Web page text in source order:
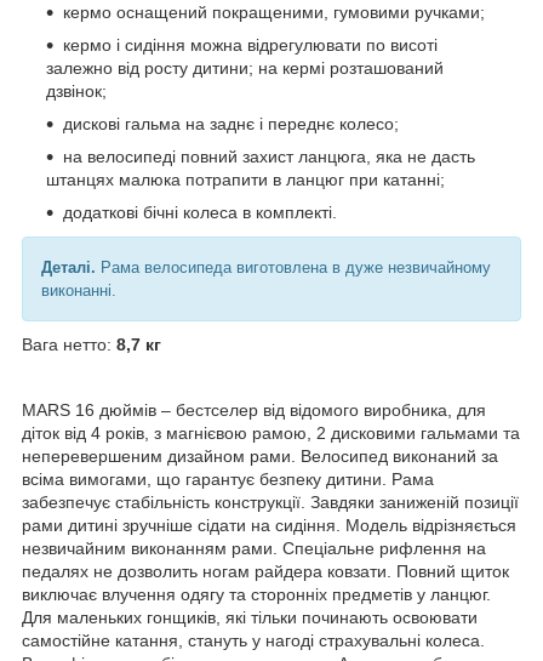
кермо оснащений покращеними, гумовими ручками;
кермо і сидіння можна відрегулювати по висоті
залежно від росту дитини; на кермі розташований
дзвінок;
дискові гальма на заднє і переднє колесо;
на велосипеді повний захист ланцюга, яка не дасть
штанцях малюка потрапити в ланцюг при катанні;
додаткові бічні колеса в комплекті.
Деталі. Рама велосипеда виготовлена в дуже незвичайному
виконанні.
Вага нетто: 8,7 кг
MARS 16 дюймів – бестселер від відомого виробника, для
діток від 4 років, з магнієвою рамою, 2 дисковими гальмами та
неперевершеним дизайном рами. Велосипед виконаний за
всіма вимогами, що гарантує безпеку дитини. Рама
забезпечує стабільність конструкції. Завдяки заниженій позиції
рами дитині зручніше сідати на сидіння. Модель відрізняється
незвичайним виконанням рами. Спеціальне рифлення на
педалях не дозволить ногам райдера ковзати. Повний щиток
виключає влучення одягу та сторонніх предметів у ланцюг.
Для маленьких гонщиків, які тільки починають освоювати
самостійне катання, стануть у нагоді страхувальні колеса.